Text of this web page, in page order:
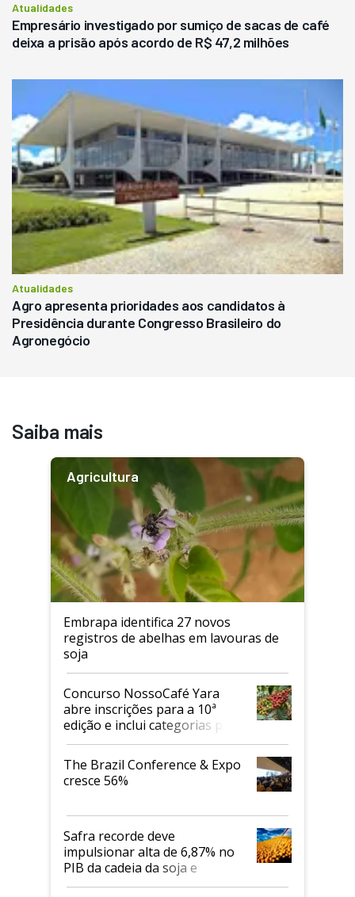
Atualidades
Empresário investigado por sumiço de sacas de café
deixa a prisão após acordo de R$ 47,2 milhões
Atualidades
Agro apresenta prioridades aos candidatos à
Presidência durante Congresso Brasileiro do
Agronegócio
Saiba mais
Agricultura
Embrapa identifica 27 novos
registros de abelhas em lavouras de
soja
Concurso NossoCafé Yara
abre inscrições para a 10ª
edição e inclui categorias para
cafés Canephora
The Brazil Conference & Expo
cresce 56%
Safra recorde deve
impulsionar alta de 6,87% no
PIB da cadeia da soja e
biodiesel em 2026